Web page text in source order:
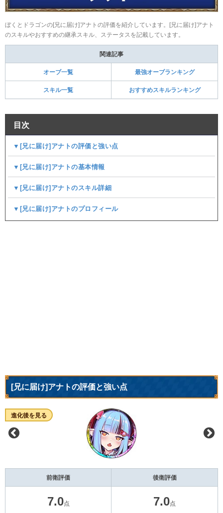
ぼくとドラゴンの[兄に届け]アナトの評価を紹介しています。[兄に届け]アナト
のスキルやおすすめの継承スキル、ステータスを記載しています。
関連記事
オーブ一覧 最強オーブランキング
スキル一覧 おすすめスキルランキング
目次
▼[兄に届け]アナトの評価と強い点
▼[兄に届け]アナトの基本情報
▼[兄に届け]アナトのスキル詳細
▼[兄に届け]アナトのプロフィール
[兄に届け]アナトの評価と強い点
進化後を見る
前衛評価 後衛評価
7.0点 7.0点